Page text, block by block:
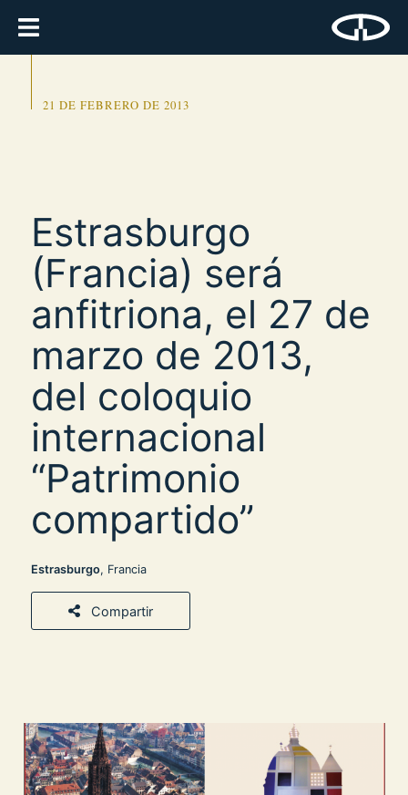
21 DE FEBRERO DE 2013
Estrasburgo
(Francia) será
anfitriona, el 27 de
marzo de 2013,
del coloquio
internacional
“Patrimonio
compartido”
Estrasburgo, Francia
Compartir